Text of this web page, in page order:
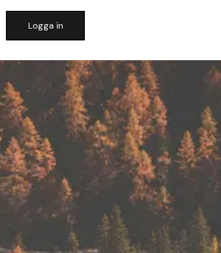
Logga in